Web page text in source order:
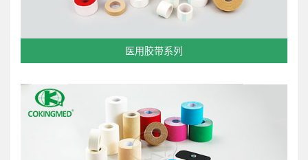
医用胶带系列